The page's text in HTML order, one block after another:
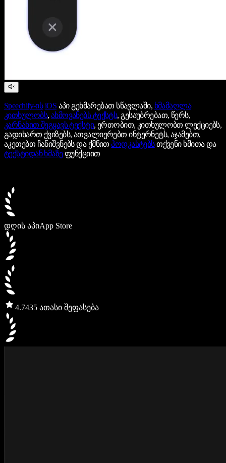
Speechify-ის iOS აპი გეხმარებათ სწავლაში, ხმამაღლა
კითხულობს, ახმოვანებს ტექსტს, გესაუბრებათ, წერს,
კარნახით შეგყავს ტექსტი, ერთობით, კითხულობთ ლექციებს,
გადიხართ ქვიზებს, ათვალიერებთ ინტერნეტს, აჯამებთ,
აკეთებთ ჩანიშვნებს და ქმნითპოდკასტებსთქვენი ხმითა და
ტექსტიდან ხმაზეფუნქციით
დღის აპიApp Store
4.7435 ათასი შეფასება